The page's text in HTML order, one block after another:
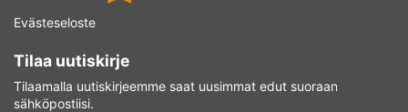
Evästeseloste
Tilaa uutiskirje
Tilaamalla uutiskirjeemme saat uusimmat edut suoraan
sähköpostiisi.